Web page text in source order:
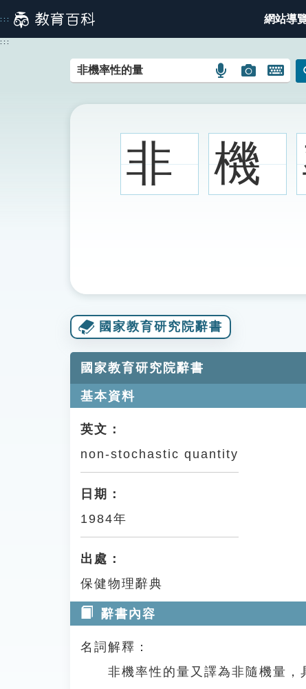
到
主
::: 網站導
:::
語
搜
圖
示
圖
搜
圖
示
開
鍵
圖
非 機
國家教育研究院辭書
國家教育研究院辭書
基本資料
英文：
non-stochastic quantity
日期：
1984年
出處：
保健物理辭典
辭書內容
名詞解釋：
非機率性的量又譯為非隨機量，